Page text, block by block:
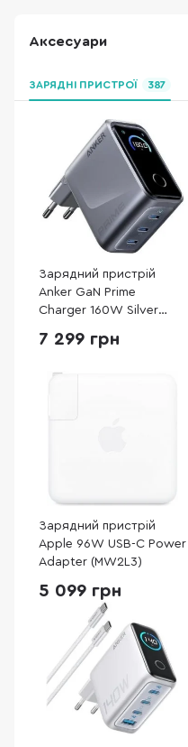
Аксесуари
ЗАРЯДНІ ПРИСТРОЇ 387
Зарядний пристрій
Anker GaN Prime
Charger 160W Silver
7 299 грн
Зарядний пристрій
Apple 96W USB-C Power
Adapter (MW2L3)
5 099 грн